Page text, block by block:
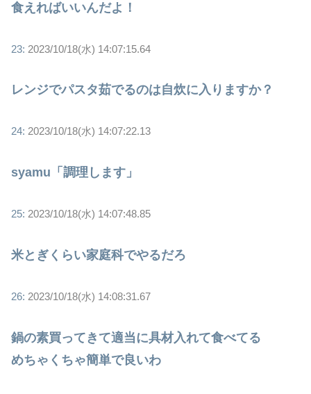
食えればいいんだよ！
23: 2023/10/18(水) 14:07:15.64
レンジでパスタ茹でるのは自炊に入りますか？
24: 2023/10/18(水) 14:07:22.13
syamu「調理します」
25: 2023/10/18(水) 14:07:48.85
米とぎくらい家庭科でやるだろ
26: 2023/10/18(水) 14:08:31.67
鍋の素買ってきて適当に具材入れて食べてる
めちゃくちゃ簡単で良いわ